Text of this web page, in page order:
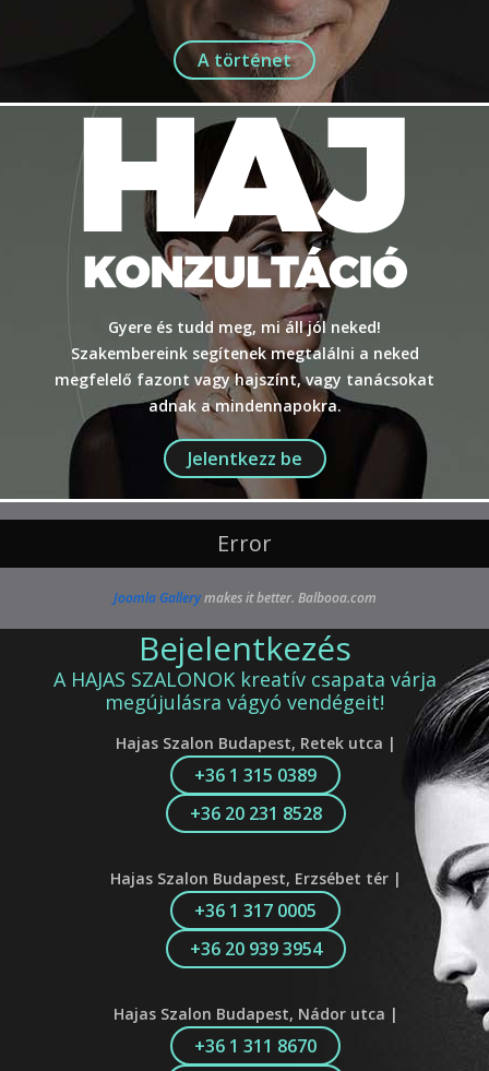
A történet
Gyere és tudd meg, mi áll jól neked!
Szakembereink segítenek megtalálni a neked
megfelelő fazont vagy hajszínt, vagy tanácsokat
adnak a mindennapokra.
Jelentkezz be
Error
Joomla Gallerymakes it better. Balbooa.com
Bejelentkezés
A HAJAS SZALONOK kreatív csapata várja
megújulásra vágyó vendégeit!
Hajas Szalon Budapest, Retek utca |
+36 1 315 0389
+36 20 231 8528
Hajas Szalon Budapest, Erzsébet tér |
+36 1 317 0005
+36 20 939 3954
Hajas Szalon Budapest, Nádor utca |
+36 1 311 8670